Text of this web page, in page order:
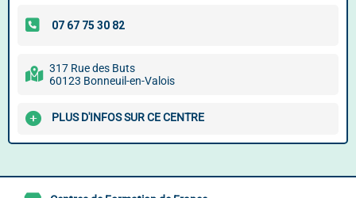
317 Rue des Buts
60123 Bonneuil-en-Valois
PLUS D'INFOS SUR CE CENTRE